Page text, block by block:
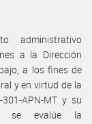
administrativo
a la Dirección
a los fines de
y en virtud de la
APN-MT y su
se evalúe la